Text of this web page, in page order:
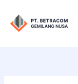
konten